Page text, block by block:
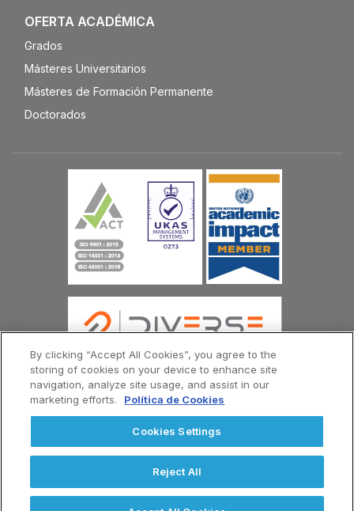
OFERTA ACADÉMICA
Grados
Másteres Universitarios
Másteres de Formación Permanente
Doctorados
© Copyright Universidad Europea del Atlántico 2026
Menú
Contáctenos
Términos y Condiciones
By clicking “Accept All Cookies”, you agree to the
storing of cookies on your device to enhance site
navigation, analyze site usage, and assist in our
marketing efforts.
Política de Cookies
Cookies Settings
Reject All